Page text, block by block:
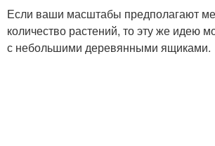
Если ваши масштабы предполагают
количество растений, то эту же идею
с небольшими деревянными ящиками.